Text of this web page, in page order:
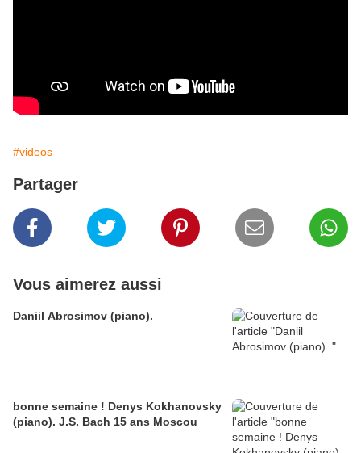
#videos
Partager
Vous aimerez aussi
Daniil Abrosimov (piano).
bonne semaine ! Denys Kokhanovsky
(piano). J.S. Bach 15 ans Moscou